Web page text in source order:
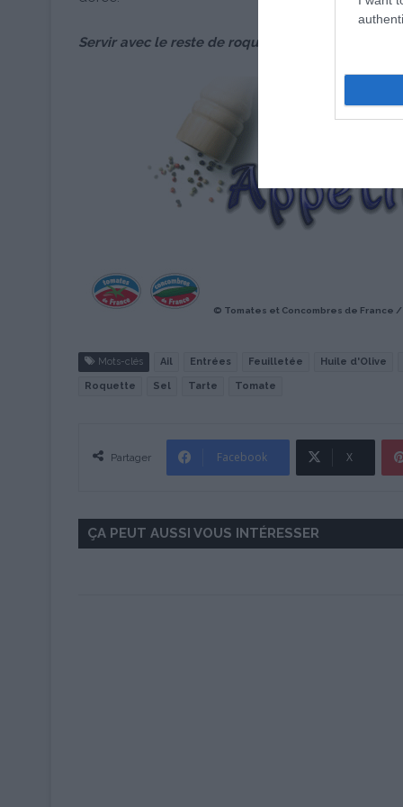
Servir avec le reste de roquette et le parmesan
© Tomates et Concombres de France /
Mots-clés Ail Entrées Feuilletée Huile d'Olive
Roquette Sel Tarte Tomate
Partager Facebook X
ÇA PEUT AUSSI VOUS INTÉRESSER